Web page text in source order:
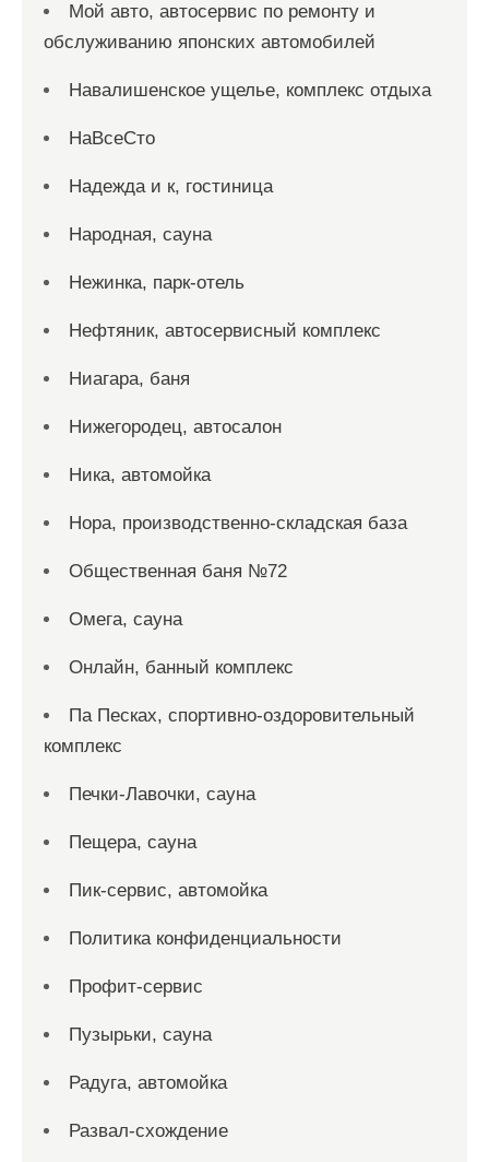
Мой авто, автосервис по ремонту и
обслуживанию японских автомобилей
Навалишенское ущелье, комплекс отдыха
НаВсеСто
Надежда и к, гостиница
Народная, сауна
Нежинка, парк-отель
Нефтяник, автосервисный комплекс
Ниагара, баня
Нижегородец, автосалон
Ника, автомойка
Нора, производственно-складская база
Общественная баня №72
Омега, сауна
Онлайн, банный комплекс
Па Песках, спортивно-оздоровительный
комплекс
Печки-Лавочки, сауна
Пещера, сауна
Пик-сервис, автомойка
Политика конфиденциальности
Профит-сервис
Пузырьки, сауна
Радуга, автомойка
Развал-схождение